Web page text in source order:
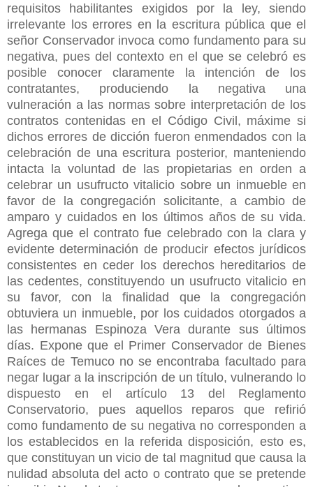
requisitos habilitantes exigidos por la ley, siendo
irrelevante los errores en la escritura pública que el
señor Conservador invoca como fundamento para su
negativa, pues del contexto en el que se celebró es
posible conocer claramente la intención de los
contratantes, produciendo la negativa una
vulneración a las normas sobre interpretación de los
contratos contenidas en el Código Civil, máxime si
dichos errores de dicción fueron enmendados con la
celebración de una escritura posterior, manteniendo
intacta la voluntad de las propietarias en orden a
celebrar un usufructo vitalicio sobre un inmueble en
favor de la congregación solicitante, a cambio de
amparo y cuidados en los últimos años de su vida.
Agrega que el contrato fue celebrado con la clara y
evidente determinación de producir efectos jurídicos
consistentes en ceder los derechos hereditarios de
las cedentes, constituyendo un usufructo vitalicio en
su favor, con la finalidad que la congregación
obtuviera un inmueble, por los cuidados otorgados a
las hermanas Espinoza Vera durante sus últimos
días. Expone que el Primer Conservador de Bienes
Raíces de Temuco no se encontraba facultado para
negar lugar a la inscripción de un título, vulnerando lo
dispuesto en el artículo 13 del Reglamento
Conservatorio, pues aquellos reparos que refirió
como fundamento de su negativa no corresponden a
los establecidos en la referida disposición, esto es,
que constituyan un vicio de tal magnitud que causa la
nulidad absoluta del acto o contrato que se pretende